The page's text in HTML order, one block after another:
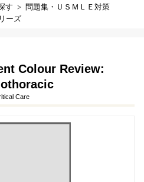
す
問題集・ＵＳＭＬＥ対策
ーズ
Colour Review:
Care